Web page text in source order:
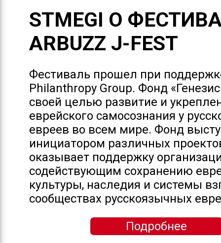
STMEGI O
ARBUZZ J-FEST
Фестиваль прошел при
Philanthropy Group. Фонд
своей целью развитие и
еврейского самосознания у
евреев во всем мире. Фонд
инициатором различных
оказывает поддержку
содействующим сохранению
культуры, наследия и системы
сообществах русскоязычных
Подробнее